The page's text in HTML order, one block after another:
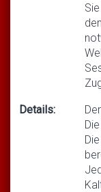
Details: